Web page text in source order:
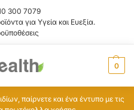
300 7079
για Υγεία και Ευεξία.
0
παίρνετε και ένα έντυπο με τις